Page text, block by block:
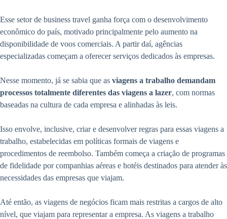
Esse setor de business travel ganha força com o desenvolvimento
econômico do país, motivado principalmente pelo aumento na
disponibilidade de voos comerciais. A partir daí, agências
especializadas começam a oferecer serviços dedicados às empresas.
Nesse momento, já se sabia que as viagens a trabalho demandam
processos totalmente diferentes das viagens a lazer, com normas
baseadas na cultura de cada empresa e alinhadas às leis.
Isso envolve, inclusive, criar e desenvolver regras para essas viagens a
trabalho, estabelecidas em políticas formais de viagens e
procedimentos de reembolso. Também começa a criação de programas
de fidelidade por companhias aéreas e hotéis destinados para atender às
necessidades das empresas que viajam.
Até então, as viagens de negócios ficam mais restritas a cargos de alto
nível, que viajam para representar a empresa. As viagens a trabalho